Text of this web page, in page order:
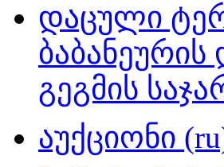
დაცული
გეგმის
აუქციონი